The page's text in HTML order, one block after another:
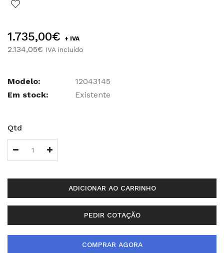
1.735,00€ + IVA
2.134,05€ IVA incluído
Modelo:
12043145
Em stock:
Existente
Qtd
ADICIONAR AO CARRINHO
PEDIR COTAÇÃO
COMPRAR AGORA